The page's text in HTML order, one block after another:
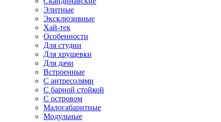
Элитные
Эксклюзивные
Хай-тек
Особенности
Для студии
Для хрущевки
Для дачи
Встроенные
С антресолями
С барной стойкой
С островом
Малогабаритные
Модульные